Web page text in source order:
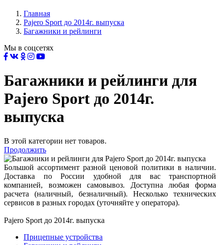
Главная
Pajero Sport до 2014г. выпуска
Багажники и рейлинги
Мы в соцсетях
Багажники и рейлинги для
Pajero Sport до 2014г.
выпуска
В этой категории нет товаров.
Продолжить
Большой ассортимент разной ценовой политики в наличии.
Доставка по России удобной для вас транспортной
компанией, возможен самовывоз. Доступна любая форма
расчета (наличный, безналичный). Несколько технических
сервисов в разных городах (уточняйте у оператора).
Pajero Sport до 2014г. выпуска
Прицепные устройства